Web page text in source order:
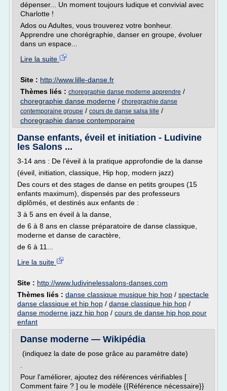
dépenser... Un moment toujours ludique et convivial avec
Charlotte !
Ados ou Adultes, vous trouverez votre bonheur.
Apprendre une chorégraphie, danser en groupe, évoluer
dans un espace...
Lire la suite
Site : http://www.lille-danse.fr
Thèmes liés : choregraphie danse moderne apprendre /
choregraphie danse moderne / choregraphie danse
contemporaine groupe / cours de danse salsa lille /
choregraphie danse contemporaine
Danse enfants, éveil et initiation - Ludivine
les Salons ...
3-14 ans : De l'éveil à la pratique approfondie de la danse
(éveil, initiation, classique, Hip hop, modern jazz)
Des cours et des stages de danse en petits groupes (15
enfants maximum), dispensés par des professeurs
diplômés, et destinés aux enfants de :
3 à 5 ans en éveil à la danse,
de 6 à 8 ans en classe préparatoire de danse classique,
moderne et danse de caractère,
de 6 à 11...
Lire la suite
Site : http://www.ludivinelessalons-danses.com
Thèmes liés : danse classique musique hip hop / spectacle
danse classique et hip hop / danse classique hip hop /
danse moderne jazz hip hop / cours de danse hip hop pour
enfant
Danse moderne — Wikipédia
(indiquez la date de pose grâce au paramètre date)
Pour l'améliorer, ajoutez des références vérifiables [
Comment faire ? ] ou le modèle {{Référence nécessaire}}